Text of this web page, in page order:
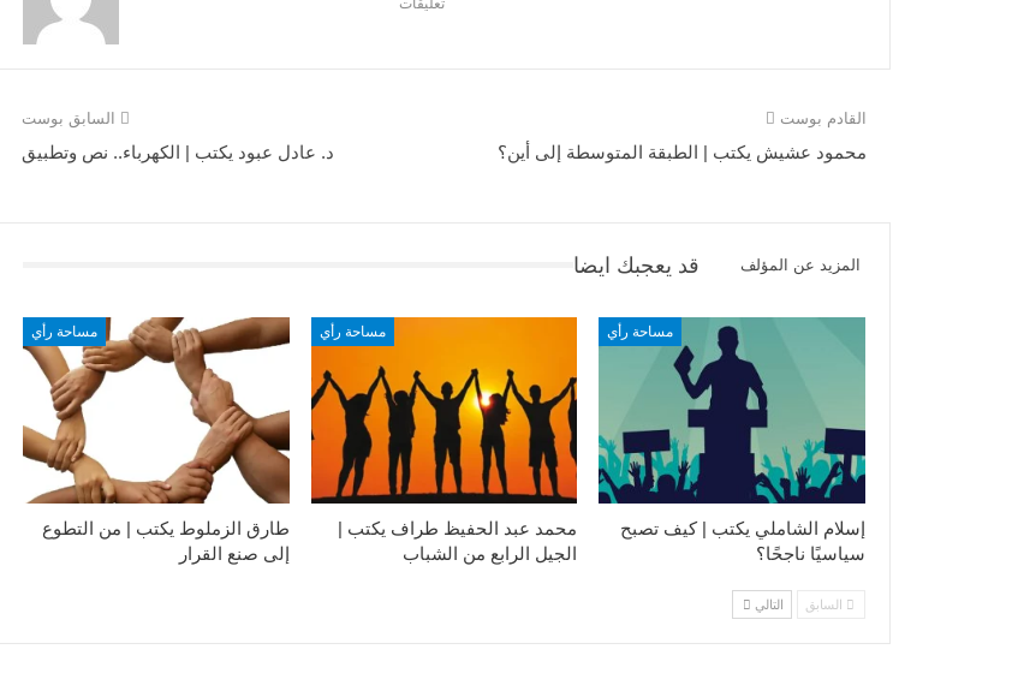
تعليقات
السابق بوست
د. عادل عبود يكتب | الكهرباء.. نص وتطبيق
القادم بوست
محمود عشيش يكتب | الطبقة المتوسطة إلى أين؟
قد يعجبك ايضا المزيد عن المؤلف
مساحة رأي
طارق الزملوط يكتب | من التطوع
إلى صنع القرار
مساحة رأي
محمد عبد الحفيظ طراف يكتب |
الجيل الرابع من الشباب
مساحة رأي
إسلام الشاملي يكتب | كيف تصبح
سياسيًا ناجحًا؟
السابق التالي